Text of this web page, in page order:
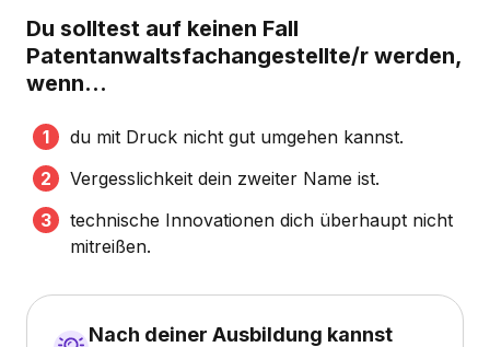
Du solltest auf keinen Fall
Patentanwaltsfachangestellte/r werden,
wenn...
du mit Druck nicht gut umgehen kannst.
Vergesslichkeit dein zweiter Name ist.
technische Innovationen dich überhaupt nicht
mitreißen.
Nach deiner Ausbildung kannst